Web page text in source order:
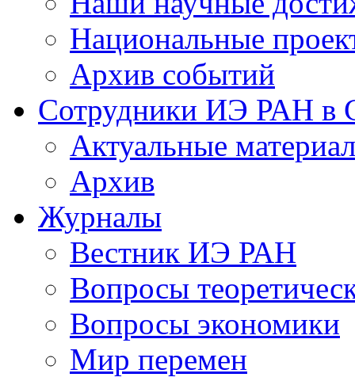
Национальные
Архив событий
Сотрудники ИЭ РАН
Актуальные
Архив
Журналы
Вестник ИЭ РАН
Вопросы
Вопросы экономики
Мир перемен